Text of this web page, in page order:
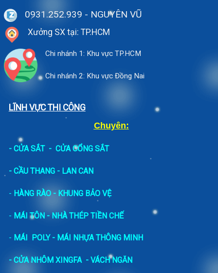
0931.252.939 - NGUYÊN VŨ
Xưởng SX tại: TP.HCM
Chi nhánh 1: Khu vực TP.HCM
Chi nhánh 2: Khu vực Đồng Nai
LĨNH VỰC THI CÔNG
Chuyên:
- CỬA SẮT- CỬA CỔNG SẮT
- CẦU THANG - LAN CAN
- HÀNG RÀO - KHUNG BẢO VỆ
- MÁI TÔN - NHÀ THÉP TIỀN CHẾ
- MÁI POLY - MÁI NHỰA THÔNG MINH
- CỬA NHÔM XINGFA - VÁCH NGĂN